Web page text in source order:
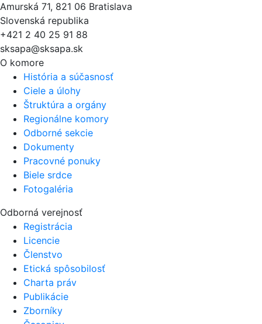
Amurská 71, 821 06 Bratislava
Slovenská republika
+421 2 40 25 91 88
sksapa@sksapa.sk
O komore
História a súčasnosť
Ciele a úlohy
Štruktúra a orgány
Regionálne komory
Odborné sekcie
Dokumenty
Pracovné ponuky
Biele srdce
Fotogaléria
Odborná verejnosť
Registrácia
Licencie
Členstvo
Etická spôsobilosť
Charta práv
Publikácie
Zborníky